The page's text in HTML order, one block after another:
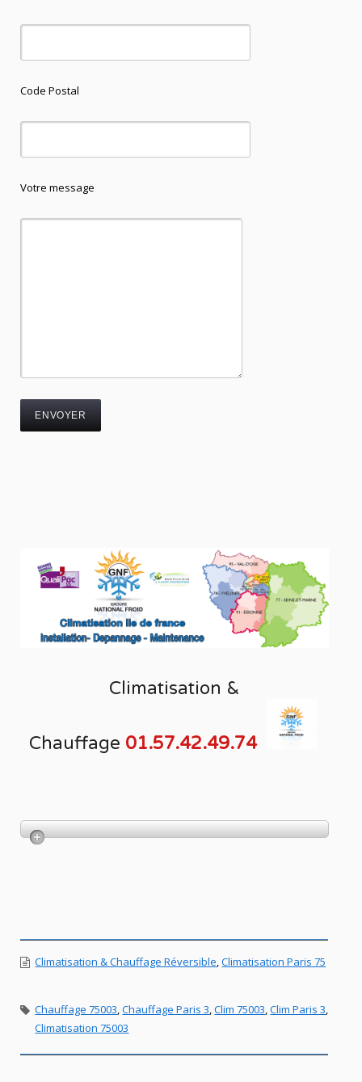
Code Postal
Votre message
Climatisation &
Chauffage 01.57.42.49.74
Climatisation & Chauffage Réversible ,Climatisation Paris 75
Chauffage 75003 ,Chauffage Paris 3 ,Clim 75003 ,Clim Paris 3
Climatisation 75003